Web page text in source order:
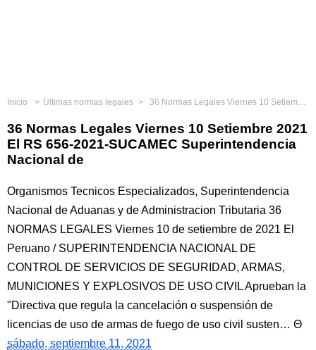
Inicio Últimas normas legales 36 Normas Legales Viernes 10 Setiembre 2021 El RS 656-2021-SUCAMEC Superintendencia Nacional de
36 Normas Legales Viernes 10 Setiembre 2021
El RS 656-2021-SUCAMEC Superintendencia
Nacional de
Organismos Tecnicos Especializados, Superintendencia
Nacional de Aduanas y de Administracion Tributaria 36
NORMAS LEGALES Viernes 10 de setiembre de 2021 El
Peruano / SUPERINTENDENCIA NACIONAL DE
CONTROL DE SERVICIOS DE SEGURIDAD, ARMAS,
MUNICIONES Y EXPLOSIVOS DE USO CIVIL Aprueban la
"Directiva que regula la cancelación o suspensión de
licencias de uso de armas de fuego de uso civil susten…
sábado, septiembre 11, 2021